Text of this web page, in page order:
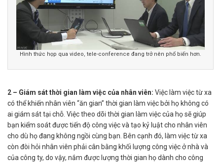
Hình thức họp qua video, tele-conference đang trở nên phổ biến hơn.
2 – Giám sát thời gian làm việc của nhân viên: Việc làm việc từ xa
có thể khiến nhân viên “ăn gian” thời gian làm việc bởi họ không có
ai giám sát tại chỗ. Việc theo dõi thời gian làm việc của họ sẽ giúp
bạn kiểm soát được tiến độ công việc và tạo kỷ luật cho nhân viên
cho dù họ đang không ngồi cùng bạn. Bên cạnh đó, làm việc từ xa
còn đòi hỏi nhân viên phải cân bằng khối lượng công việc ở nhà và
của công ty, do vậy, nắm được lượng thời gian họ dành cho công